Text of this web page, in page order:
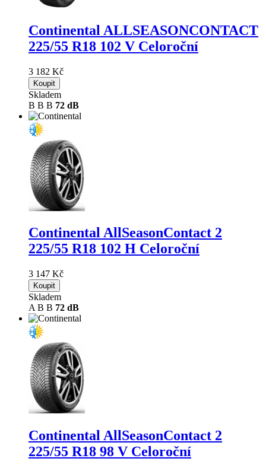
Continental ALLSEASONCONTACT
225/55 R18 102 V Celoroční
3 182 Kč
Koupit
Skladem
B B B 72 dB
Continental AllSeasonContact 2
225/55 R18 102 H Celoroční
3 147 Kč
Koupit
Skladem
A B B 72 dB
Continental AllSeasonContact 2
225/55 R18 98 V Celoroční